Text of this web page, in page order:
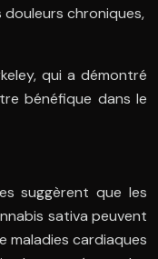
douleurs chroniques,
qui a démontré
bénéfique dans le
suggèrent que les
sativa peuvent
maladies cardiaques